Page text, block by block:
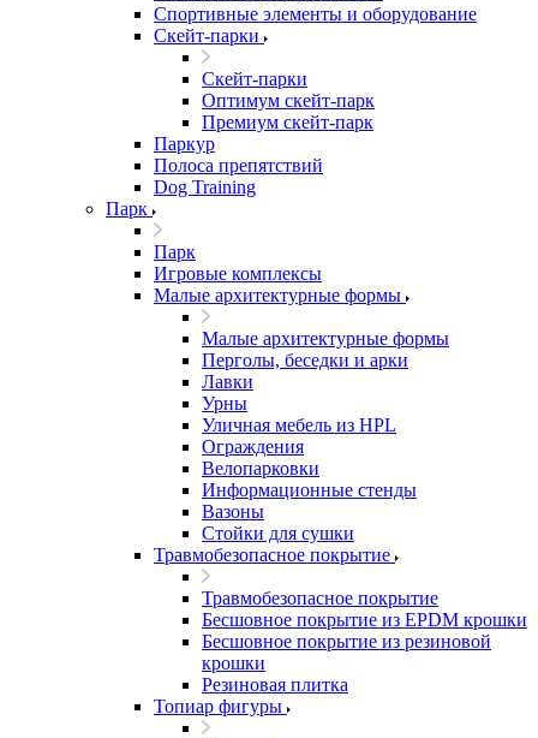
Спортивные элементы и оборудование
Скейт-парки
Скейт-парки
Оптимум скейт-парк
Премиум скейт-парк
Паркур
Полоса препятствий
Dog Training
Парк
Парк
Игровые комплексы
Малые архитектурные формы
Малые архитектурные формы
Перголы, беседки и арки
Лавки
Урны
Уличная мебель из HPL
Ограждения
Велопарковки
Информационные стенды
Вазоны
Стойки для сушки
Травмобезопасное покрытие
Травмобезопасное покрытие
Бесшовное покрытие из EPDM крошки
Бесшовное покрытие из резиновой
крошки
Резиновая плитка
Топиар фигуры